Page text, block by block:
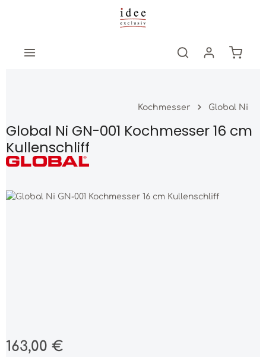
Zum Hauptinhalt springen
Kochmesser Global Ni
Global Ni GN-001 Kochmesser 16 cm
Kullenschliff
Bildergalerie überspringen
Regulärer Preis:
163,00 €